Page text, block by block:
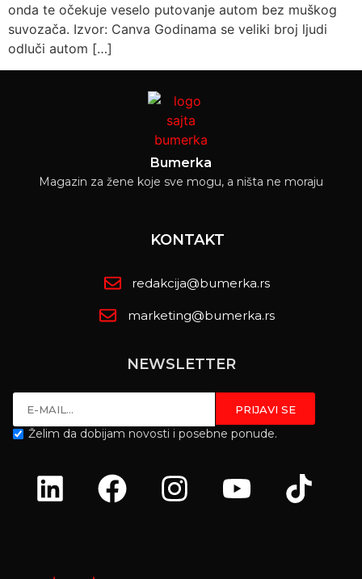
onda te očekuje veselo putovanje autom bez muškog
suvozača. Izvor: Canva Godinama se veliki broj ljudi
odluči autom […]
Bumerka
Magazin za žene koje sve mogu, a ništa ne moraju
KONTAKT
redakcija@bumerka.rs
marketing@bumerka.rs
NEWSLETTER
Želim da dobijam novosti i posebne ponude.